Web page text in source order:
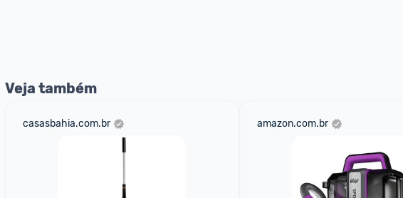
Veja também
casasbahia.com.br amazon.com.br